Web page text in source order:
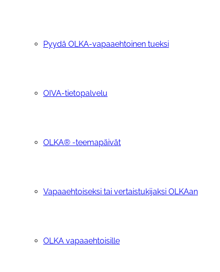
Pyydä OLKA-vapaaehtoinen tueksi
OIVA-tietopalvelu
OLKA® -teemapäivät
Vapaaehtoiseksi tai vertaistukijaksi OLKAan
OLKA vapaaehtoisille